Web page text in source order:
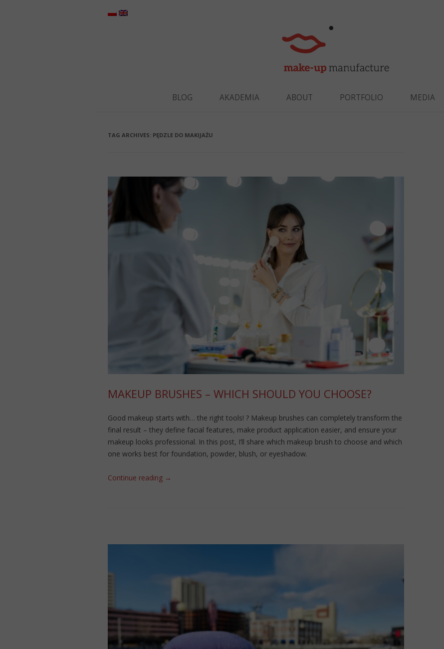
BLOG AKADEMIA ABOUT PORTFOLIO MEDIA
TAG ARCHIVES: PĘDZLE DO MAKIJAŻU
MAKEUP BRUSHES – WHICH SHOULD YOU CHOOSE?
Good makeup starts with… the right tools! ? Makeup brushes can completely transform the
final result – they define facial features, make product application easier, and ensure your
makeup looks professional. In this post, I’ll share which makeup brush to choose and which
one works best for foundation, powder, blush, or eyeshadow.
Continue reading →